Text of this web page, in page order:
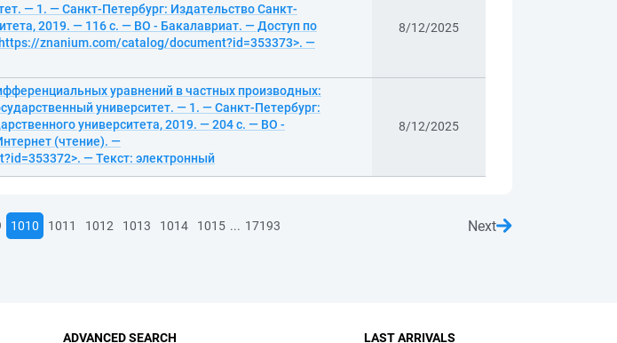
— 1. — Санкт-Петербург: Издательство Санкт-
2019. — 116 с. — ВО - Бакалавриат. — Доступ по
znanium.com/catalog/document?id=353373>. —
8/12/2025
уравнений в частных производных:
университет. — 1. — Санкт-Петербург:
университета, 2019. — 204 с. — ВО -
(чтение). —
— Текст: электронный
8/12/2025
1010 1011 1012 1013 1014 1015 ... 17193 Next
ADVANCED SEARCH LAST ARRIVALS